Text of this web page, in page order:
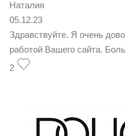
Наталия
05.12.23
Здравствуйте. Я очень
работой Вашего сайта.
2